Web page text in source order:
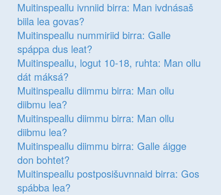
Muitinspeallu ivnniid birra: Man ivdnásaš
biila lea govas?
Muitinspeallu nummiriid birra: Galle
spáppa dus leat?
Muitinspeallu, logut 10-18, ruhta: Man ollu
dát máksá?
Muitinspeallu diimmu birra: Man ollu
diibmu lea?
Muitinspeallu diimmu birra: Man ollu
diibmu lea?
Muitinspeallu diimmu birra: Galle áigge
don bohtet?
Muitinspeallu postposišuvnnaid birra: Gos
spábba lea?